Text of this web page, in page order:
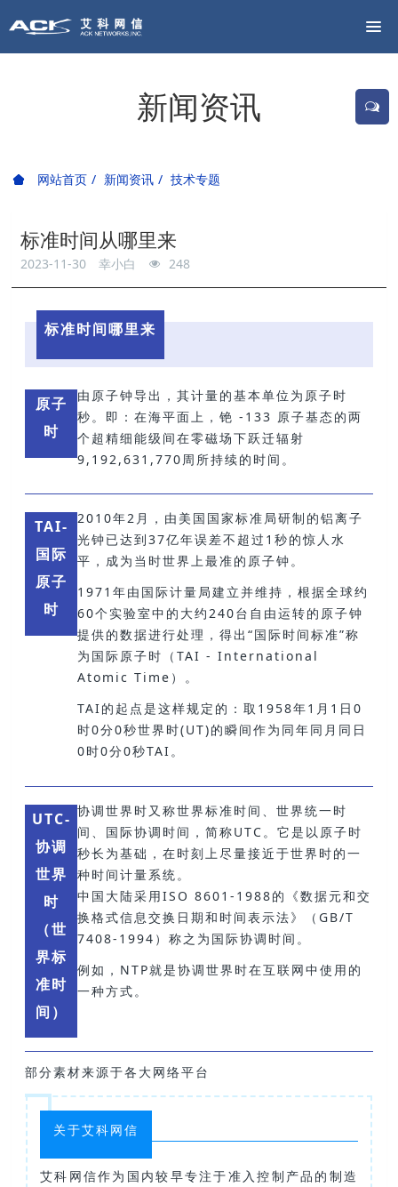
新闻资讯
网站首页 新闻资讯 技术专题
标准时间从哪里来
2023-11-30 幸小白 248
标准时间哪里来
原子
时
由原子钟导出，其计量的基本单位为原子时
秒。即：在海平面上，铯 -133 原子基态的两
个超精细能级间在零磁场下跃迁辐射
9,192,631,770周所持续的时间。
TAI-
国际
原子
时
2010年2月，由美国国家标准局研制的铝离子
光钟已达到37亿年误差不超过1秒的惊人水
平，成为当时世界上最准的原子钟。
1971年由国际计量局建立并维持，根据全球约
60个实验室中的大约240台自由运转的原子钟
提供的数据进行处理，得出“国际时间标准”称
为国际原子时（TAI - International
Atomic Time）。
TAI的起点是这样规定的：取1958年1月1日0
时0分0秒世界时(UT)的瞬间作为同年同月同日
0时0分0秒TAI。
UTC-
协调
世界
时
（世
界标
准时
间）
协调世界时又称世界标准时间、世界统一时
间、国际协调时间，简称UTC。它是以 原子时
秒长为基础，在时刻上尽量接近于世界时的一
种时间计量系统。
中国大陆采用ISO 8601-1988的《数据元和交
换格式信息交换日期和时间表示法》（GB/T
7408-1994）称之为国际协调时间。
例如， NTP就是协调世界时在互联网中使用的
一种方式。
部分素材来源于各大网络平台
关于艾科网信
艾科网信作为国内较早专注于准入控制产品的制造